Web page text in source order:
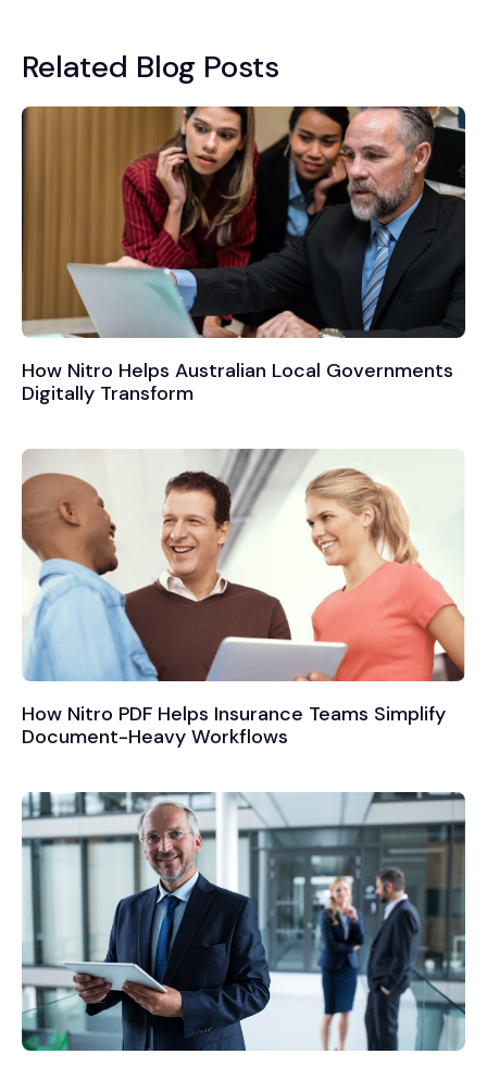
Related Blog Posts
How Nitro Helps Australian Local Governments
Digitally Transform
How Nitro PDF Helps Insurance Teams Simplify
Document-Heavy Workflows